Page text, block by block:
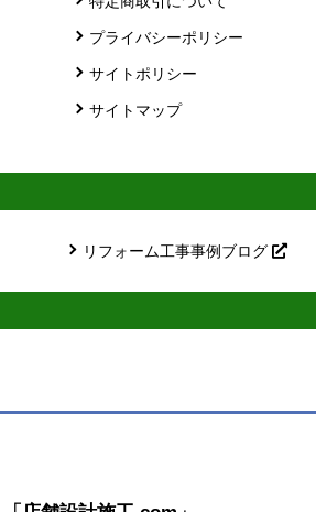
プライバシーポリシー
サイトポリシー
サイトマップ
リフォーム工事事例ブログ